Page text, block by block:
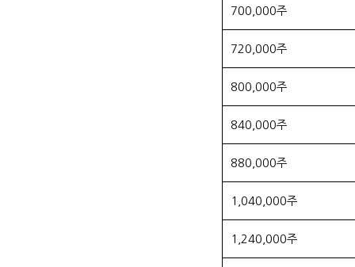
700,000주
720,000주
800,000주
840,000주
880,000주
1,040,000주
1,240,000주